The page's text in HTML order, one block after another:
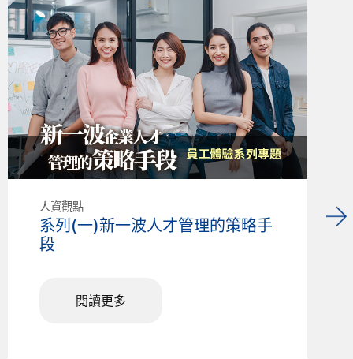
人資觀點
系列(一)新一波人才管理的策略手
段
閱讀更多